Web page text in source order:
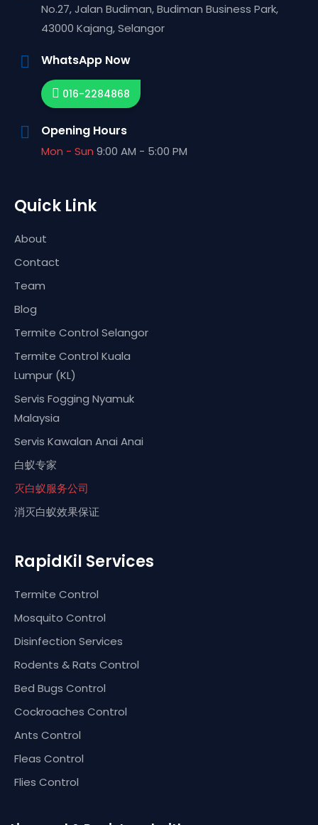
No.27, Jalan Budiman, Budiman Business Park,
43000 Kajang,Selangor
WhatsApp Now
016-2284868
Opening Hours
Mon - Sun 9:00 AM - 5:00 PM
Quick Link
About
Contact
Team
Blog
Termite Control Selangor
Termite Control Kuala
Lumpur (KL)
Servis Fogging Nyamuk
Malaysia
Servis Kawalan Anai Anai
白蚁专家
灭白蚁服务公司
消灭白蚁效果保证
RapidKil Services
Termite Control
Mosquito Control
Disinfection Services
Rodents & Rats Control
Bed Bugs Control
Cockroaches Control
Ants Control
Fleas Control
Flies Control